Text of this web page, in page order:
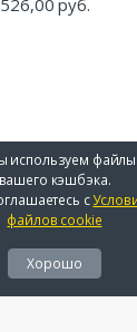
526,00 руб.
файлы
вашего кэшбэка.
с
файлов cookie
Хорошо